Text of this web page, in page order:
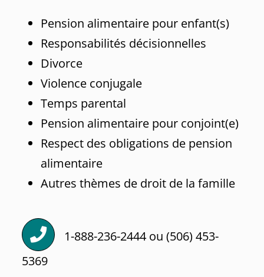
Pension alimentaire pour enfant(s)
Responsabilités décisionnelles
Divorce
Violence conjugale
Temps parental
Pension alimentaire pour conjoint(e)
Respect des obligations de pension
alimentaire
Autres thèmes de droit de la famille
1-888-236-2444 ou (506) 453-
5369